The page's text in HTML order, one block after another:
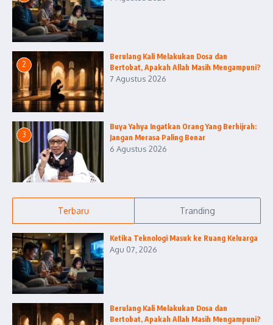
2
Berulang Kali Melakukan Dosa dan
Bertobat, Apakah Allah Masih Mengampuni?
7 Agustus 2026
3
Buya Yahya Ingatkan Orang Yang Berhijrah:
Jangan Merasa Paling Benar
6 Agustus 2026
Terbaru Tranding
Ketika Teknologi Masuk ke Ruang Keluarga
Agu 07, 2026
Berulang Kali Melakukan Dosa dan
Bertobat, Apakah Allah Masih Mengampuni?